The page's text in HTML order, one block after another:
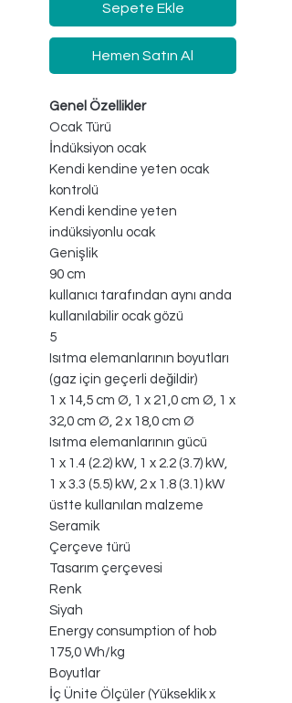
Sepete Ekle
Hemen Satın Al
Genel Özellikler
Ocak Türü
İndüksiyon ocak
Kendi kendine yeten ocak
kontrolü
Kendi kendine yeten
indüksiyonlu ocak
Genişlik
90 cm
kullanıcı tarafından aynı anda
kullanılabilir ocak gözü
5
Isıtma elemanlarının boyutları
(gaz için geçerli değildir)
1 x 14,5 cm Ø, 1 x 21,0 cm Ø, 1 x
32,0 cm Ø, 2 x 18,0 cm Ø
Isıtma elemanlarının gücü
1 x 1.4 (2.2) kW, 1 x 2.2 (3.7) kW,
1 x 3.3 (5.5) kW, 2 x 1.8 (3.1) kW
üstte kullanılan malzeme
Seramik
Çerçeve türü
Tasarım çerçevesi
Renk
Siyah
Energy consumption of hob
175,0 Wh/kg
Boyutlar
İç Ünite Ölçüler (Yükseklik x